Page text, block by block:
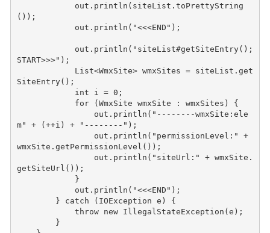
out . println ( siteList . toPrettyString
());
out . println ( "<<<END" );
out . println ( "siteList#getSiteEntry();
START>>>" );
List<WmxSite> wmxSites = siteList . get
SiteEntry();
int
i = 0 ;
for
( WmxSite wmxSite : wmxSites )
{
out . println ( "--------wmxSite:ele
m"
+ ( ++i ) + "--------" );
out . println ( "permissionLevel:"
+
wmxSite . getPermissionLevel ());
out . println ( "siteUrl:" + wmxSite .
getSiteUrl ());
}
out . println ( "<<<END" );
}
catch ( IOException e )
{
throw
new IllegalStateException ( e );
}